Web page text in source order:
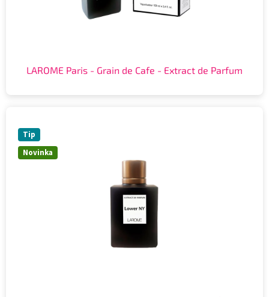
LAROME Paris - Grain de Cafe - Extract de Parfum
Novinka
Tip